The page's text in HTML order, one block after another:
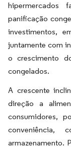
hipermercados
panificação
investimentos,
juntamente com
o crescimento
congelados.
A crescente
direção a
consumidores,
armazenamento.